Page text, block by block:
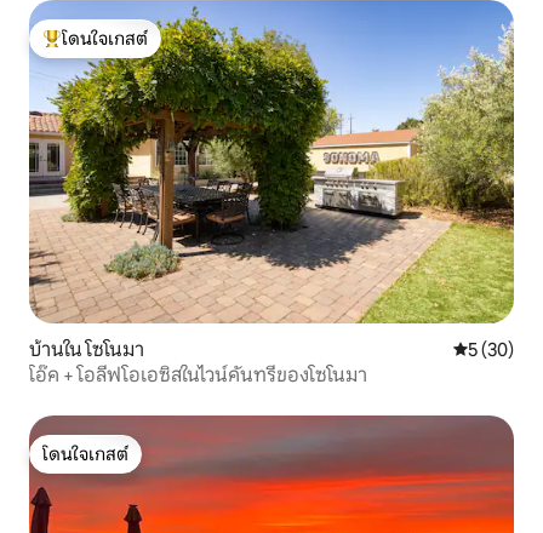
โดนใจเกสต์ที่สุด
โดนใจเกสต์
บ้านใน โซโนมา คะแนนเฉลี่
5 (30)
โอ๊ค + โอลีฟโอเอซิสในไวน์คันทรีของโซโนมา
โดนใจเกสต์
โดนใจเกสต์